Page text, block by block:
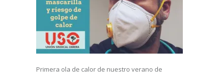
Primera ola de calor de nuestro verano de